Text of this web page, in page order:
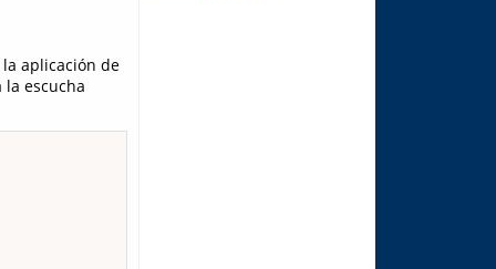
aplicación de
escucha